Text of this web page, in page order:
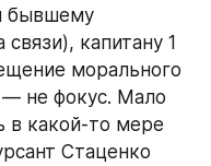
бывшему
капитану 1
морального
не фокус. Мало
в какой-то мере
Стаценко